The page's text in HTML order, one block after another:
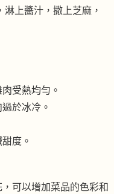
上醬汁，撒上芝麻，
受熱均勻。
於冰冷。
度。
可以增加菜品的色彩和